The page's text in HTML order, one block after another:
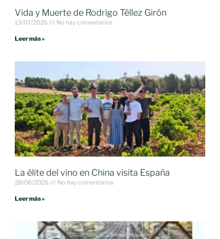
Vida y Muerte de Rodrigo Téllez Girón
13/07/2026 No hay comentarios
Leer más »
La élite del vino en China visita España
28/06/2026 No hay comentarios
Leer más »